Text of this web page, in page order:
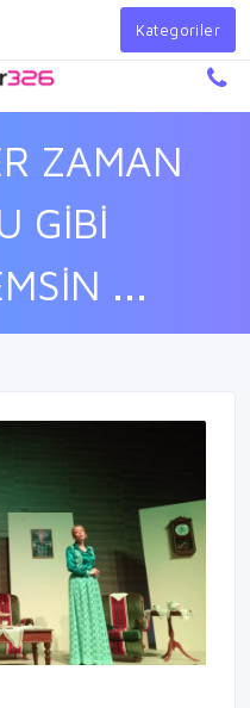
Giriş Yap
ZAMAN
GİBİ
...
Kategoriler